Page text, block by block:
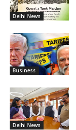
Delhi News
Business
Delhi News